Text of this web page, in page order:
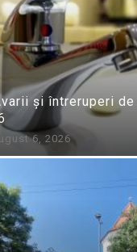
și întreruperi
6, 2026